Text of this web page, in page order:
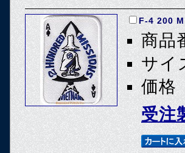
F-4 200
商品
サイ
価格
受注